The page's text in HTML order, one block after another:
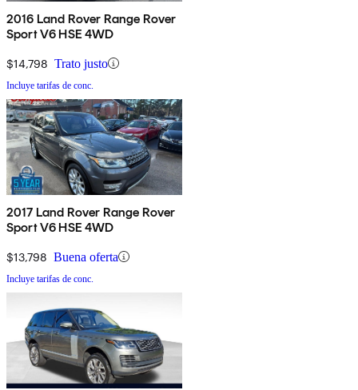
2016 Land Rover Range Rover
Sport V6 HSE 4WD
$14,798 Trato justo
Incluye tarifas de conc.
2017 Land Rover Range Rover
Sport V6 HSE 4WD
$13,798 Buena oferta
Incluye tarifas de conc.